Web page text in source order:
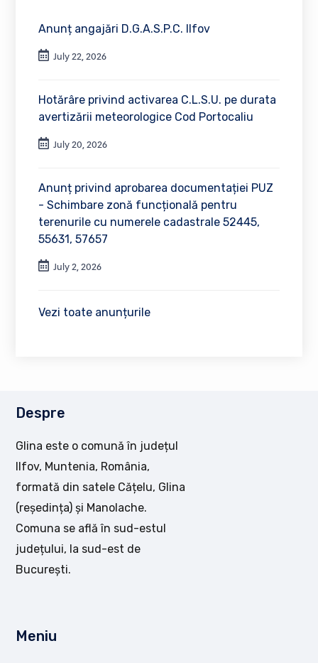
Anunț angajări D.G.A.S.P.C. Ilfov
July 22, 2026
Hotărâre privind activarea C.L.S.U. pe durata
avertizării meteorologice Cod Portocaliu
July 20, 2026
Anunț privind aprobarea documentației PUZ
- Schimbare zonă funcțională pentru
terenurile cu numerele cadastrale 52445,
55631, 57657
July 2, 2026
Vezi toate anunțurile
Despre
Glina este o comună în județul
Ilfov, Muntenia, România,
formată din satele Cățelu, Glina
(reședința) și Manolache.
Comuna se află în sud-estul
județului, la sud-est de
București.
Meniu